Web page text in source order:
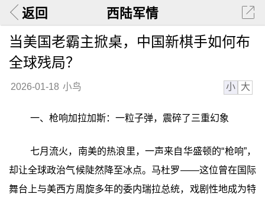
返回 西陆军情
当美国老霸主掀桌，中国新棋手如何布
全球残局？
2026-01-18 小鸟 小 大
一、枪响加拉加斯：一粒子弹，震碎了三重幻象
七月流火，南美的热浪里，一声来自华盛顿的“枪响”，
却让全球政治气候陡然降至冰点。马杜罗——这位曾在国际
舞台上与美西方周旋多年的委内瑞拉总统，戏剧性地成为特